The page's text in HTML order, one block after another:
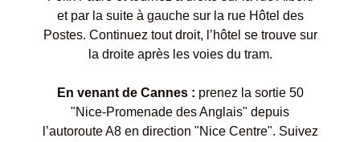
et par la suite à gauche sur la rue Hôtel des
Postes. Continuez tout droit, l’hôtel se trouve sur
la droite après les voies du tram.
En venant de Cannes : prenez la sortie 50
"Nice-Promenade des Anglais" depuis
l’autoroute A8 en direction "Nice Centre". Suivez